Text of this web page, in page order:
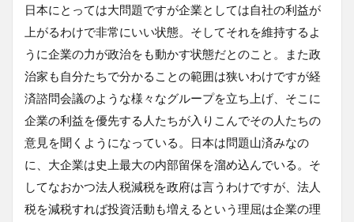
日本にとっては大問題ですが企業としては自社の利益が
上がるわけで非常にいい状態。そしてそれを維持するよ
うに企業の力が政治をも動かす状態だとのこと。また政
治家も自分たちで分かることの範囲は狭いわけですが経
済諮問会議のような様々なグループを立ち上げ、そこに
企業の利益を優先する人たちが入りこんでその人たちの
意見を聞くようになっている。日本は問題山済みなの
に、大企業は史上最大の内部留保を溜め込んでいる。そ
してなおかつ法人税減税を政府は言うわけですが、法人
税を減税すれば投資活動も増えるという理屈は企業の理